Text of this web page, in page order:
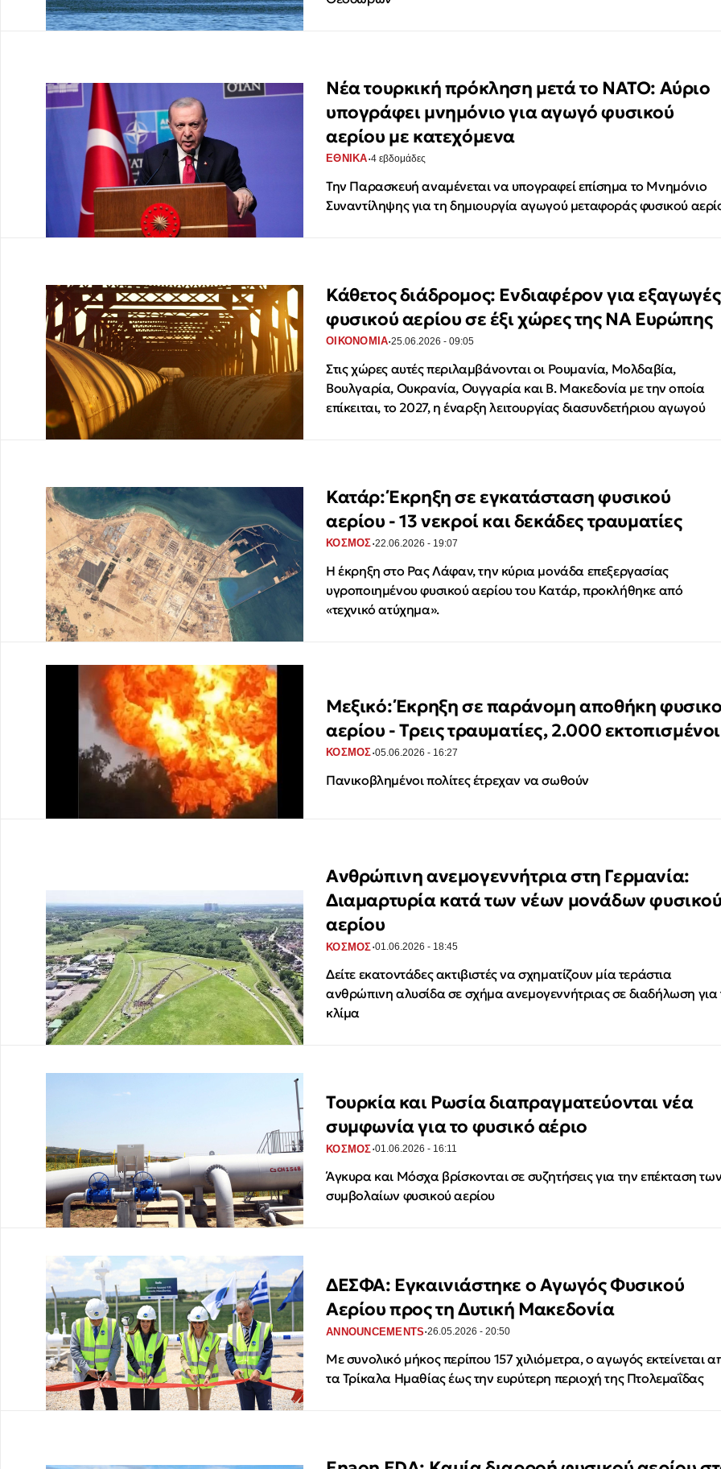
Νέα τουρκική πρόκληση μετά το ΝΑΤΟ: Αύριο
υπογράφει μνημόνιο για αγωγό φυσικού
αερίου με κατεχόμενα
ΕΘΝΙΚΑ·4 εβδομάδες
Την Παρασκευή αναμένεται να υπογραφεί επίσημα το Μνημόνιο
Συναντίληψης για τη δημιουργία αγωγού μεταφοράς φυσικού
Κάθετος διάδρομος: Ενδιαφέρον για εξαγωγές
φυσικού αερίου σε έξι χώρες της ΝΑ Ευρώπης
ΟΙΚΟΝΟΜΙΑ·25.06.2026 - 09:05
Στις χώρες αυτές περιλαμβάνονται οι Ρουμανία, Μολδαβία,
Βουλγαρία, Ουκρανία, Ουγγαρία και Β. Μακεδονία με την οποία
επίκειται, το 2027, η έναρξη λειτουργίας διασυνδετήριου αγωγού
Κατάρ: Έκρηξη σε εγκατάσταση φυσικού
αερίου - 13 νεκροί και δεκάδες τραυματίες
ΚΟΣΜΟΣ·22.06.2026 - 19:07
Η έκρηξη στο Ρας Λάφαν, την κύρια μονάδα επεξεργασίας
υγροποιημένου φυσικού αερίου του Κατάρ, προκλήθηκε από
«τεχνικό ατύχημα».
Μεξικό: Έκρηξη σε παράνομη αποθήκη
αερίου - Τρεις τραυματίες, 2.000 εκτοπισμένοι
ΚΟΣΜΟΣ·05.06.2026 - 16:27
Πανικοβλημένοι πολίτες έτρεχαν να σωθούν
Ανθρώπινη ανεμογεννήτρια στη Γερμανία:
Διαμαρτυρία κατά των νέων μονάδων
αερίου
ΚΟΣΜΟΣ·01.06.2026 - 18:45
Δείτε εκατοντάδες ακτιβιστές να σχηματίζουν μία τεράστια
ανθρώπινη αλυσίδα σε σχήμα ανεμογεννήτριας σε διαδήλωση για
κλίμα
Τουρκία και Ρωσία διαπραγματεύονται νέα
συμφωνία για το φυσικό αέριο
ΚΟΣΜΟΣ·01.06.2026 - 16:11
Άγκυρα και Μόσχα βρίσκονται σε συζητήσεις για την επέκταση
συμβολαίων φυσικού αερίου
ΔΕΣΦΑ: Εγκαινιάστηκε ο Αγωγός Φυσικού
Αερίου προς τη Δυτική Μακεδονία
ANNOUNCEMENTS·26.05.2026 - 20:50
Με συνολικό μήκος περίπου 157 χιλιόμετρα, ο αγωγός εκτείνεται
τα Τρίκαλα Ημαθίας έως την ευρύτερη περιοχή της Πτολεμαΐδας